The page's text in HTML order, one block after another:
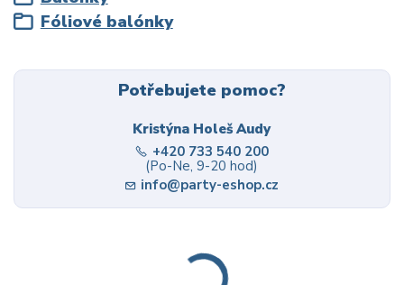
Fóliové balónky
Potřebujete pomoc?
Kristýna Holeš Audy
+420 733 540 200
(Po-Ne, 9-20 hod)
info@party-eshop.cz